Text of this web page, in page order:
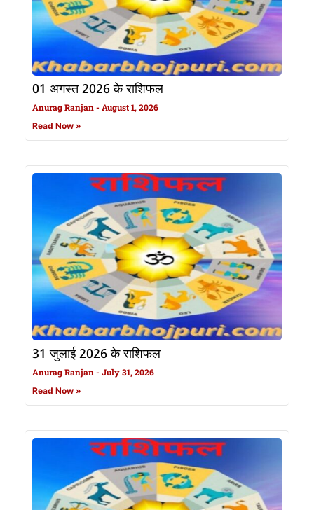
01 अगस्त 2026 के राशिफल
Anurag Ranjan August 1, 2026
Read Now »
31 जुलाई 2026 के राशिफल
Anurag Ranjan July 31, 2026
Read Now »